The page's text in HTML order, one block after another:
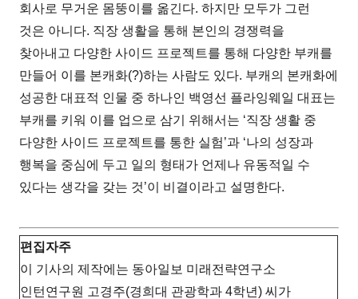
회사로 무거운 몸뚱이를 옮긴다. 하지만 모두가 그런
것은 아니다. 직장 생활을 통해 본인의 경쟁력을
찾아내고 다양한 사이드 프로젝트를 통해 다양한 부캐를
만들어 이를 본캐화(?)하는 사람도 있다. 부캐의 본캐화에
성공한 대표적 인물 중 하나인 백영선 플라잉웨일 대표는
부캐를 키워 이를 업으로 삼기 위해서는 ‘직장 생활 중
다양한 사이드 프로젝트를 통한 실험’과 ‘나의 성장과
행복을 중심에 두고 일의 형태가 언제나 유동적일 수
있다는 생각을 갖는 것’이 비결이라고 설명한다.
편집자주
이 기사의 제작에는 동아일보 미래전략연구소
인턴연구원 고경주(경희대 관광학과 4학년) 씨가